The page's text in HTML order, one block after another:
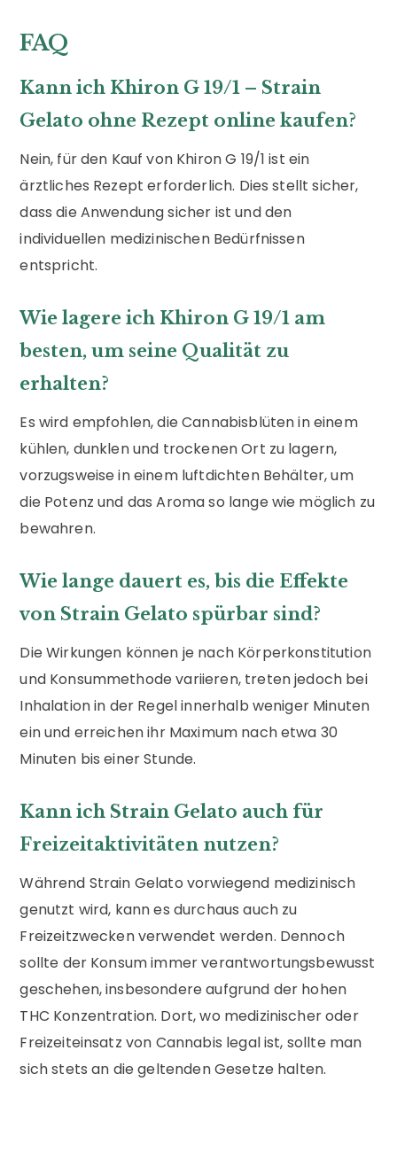
FAQ
Kann ich Khiron G 19/1 – Strain
Gelato ohne Rezept online kaufen?
Nein, für den Kauf von Khiron G 19/1 ist ein
ärztliches Rezept erforderlich. Dies stellt sicher,
dass die Anwendung sicher ist und den
individuellen medizinischen Bedürfnissen
entspricht.
Wie lagere ich Khiron G 19/1 am
besten, um seine Qualität zu
erhalten?
Es wird empfohlen, die Cannabisblüten in einem
kühlen, dunklen und trockenen Ort zu lagern,
vorzugsweise in einem luftdichten Behälter, um
die Potenz und das Aroma so lange wie möglich zu
bewahren.
Wie lange dauert es, bis die Effekte
von Strain Gelato spürbar sind?
Die Wirkungen können je nach Körperkonstitution
und Konsummethode variieren, treten jedoch bei
Inhalation in der Regel innerhalb weniger Minuten
ein und erreichen ihr Maximum nach etwa 30
Minuten bis einer Stunde.
Kann ich Strain Gelato auch für
Freizeitaktivitäten nutzen?
Während Strain Gelato vorwiegend medizinisch
genutzt wird, kann es durchaus auch zu
Freizeitzwecken verwendet werden. Dennoch
sollte der Konsum immer verantwortungsbewusst
geschehen, insbesondere aufgrund der hohen
THC Konzentration. Dort, wo medizinischer oder
Freizeiteinsatz von Cannabis legal ist, sollte man
sich stets an die geltenden Gesetze halten.